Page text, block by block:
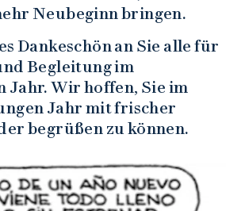
Neubeginn bringen.
Dankeschön an Sie alle für
Begleitung im
Jahr. Wir hoffen, Sie im
Jahr mit frischer
begrüßen zu können.